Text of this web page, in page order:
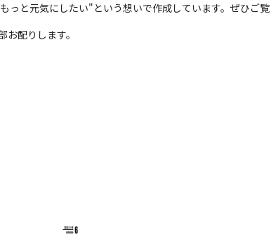
と元気にしたい"という想いで作成しています。ぜひご覧
配りします。